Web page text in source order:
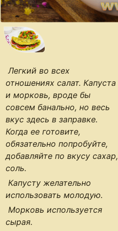
Легкий во всех
отношениях салат. Капуста
и морковь, вроде бы
совсем банально, но весь
вкус здесь в заправке.
Когда ее готовите,
обязательно попробуйте,
добавляйте по вкусу сахар,
соль.
Капусту желательно
использовать молодую.
Морковь используется
сырая.